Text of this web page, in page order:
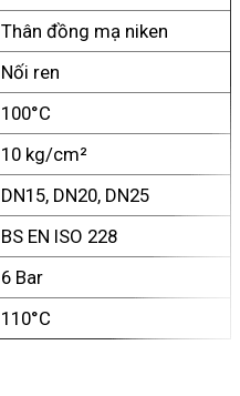
Thân đồng mạ niken
Nối ren
100°C
10 kg/cm²
DN15, DN20, DN25
BS EN ISO 228
6 Bar
110°C